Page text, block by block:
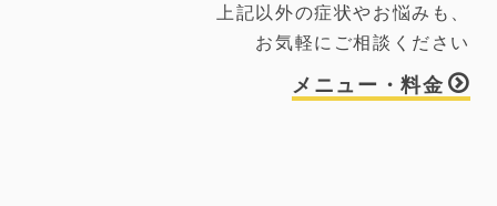
上記以外の症状やお悩みも、
お気軽にご相談ください
メニュー・料金